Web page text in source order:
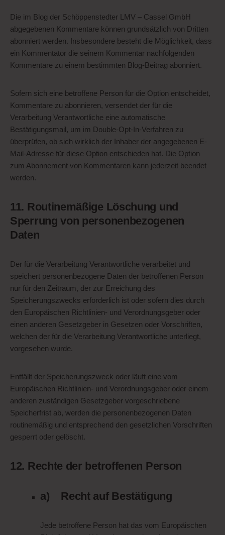
Die im Blog der Schöppenstedter LMV – Cassel GmbH
abgegebenen Kommentare können grundsätzlich von Dritten
abonniert werden. Insbesondere besteht die Möglichkeit, dass
ein Kommentator die seinem Kommentar nachfolgenden
Kommentare zu einem bestimmten Blog-Beitrag abonniert.
Sofern sich eine betroffene Person für die Option entscheidet,
Kommentare zu abonnieren, versendet der für die
Verarbeitung Verantwortliche eine automatische
Bestätigungsmail, um im Double-Opt-In-Verfahren zu
überprüfen, ob sich wirklich der Inhaber der angegebenen E-
Mail-Adresse für diese Option entschieden hat. Die Option
zum Abonnement von Kommentaren kann jederzeit beendet
werden.
11. Routinemäßige Löschung und
Sperrung von personenbezogenen
Daten
Der für die Verarbeitung Verantwortliche verarbeitet und
speichert personenbezogene Daten der betroffenen Person
nur für den Zeitraum, der zur Erreichung des
Speicherungszwecks erforderlich ist oder sofern dies durch
den Europäischen Richtlinien- und Verordnungsgeber oder
einen anderen Gesetzgeber in Gesetzen oder Vorschriften,
welchen der für die Verarbeitung Verantwortliche unterliegt,
vorgesehen wurde.
Entfällt der Speicherungszweck oder läuft eine vom
Europäischen Richtlinien- und Verordnungsgeber oder einem
anderen zuständigen Gesetzgeber vorgeschriebene
Speicherfrist ab, werden die personenbezogenen Daten
routinemäßig und entsprechend den gesetzlichen Vorschriften
gesperrt oder gelöscht.
12. Rechte der betroffenen Person
a) Recht auf Bestätigung
Jede betroffene Person hat das vom Europäischen